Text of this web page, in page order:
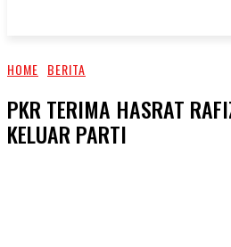
HOME BERITA
PKR TERIMA HASRAT
KELUAR PARTI